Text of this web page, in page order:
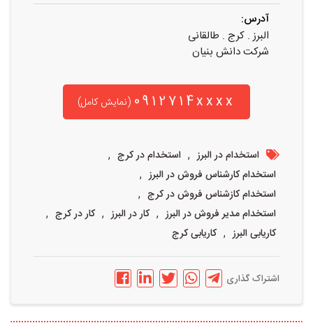
آدرس:
البرز . کرج . طالقانی
شرکت دانش بنیان
0912714xxxx (نمایش کامل)
استخدام در البرز , استخدام در کرج ,
استخدام کارشناس فروش در البرز ,
استخدام کازشناس فروش در کرج ,
استخدام مدیر فروش در البرز , کار در البرز , کار در کرج ,
کاریابی البرز , کاریابی کرج
اشتراک گذاری